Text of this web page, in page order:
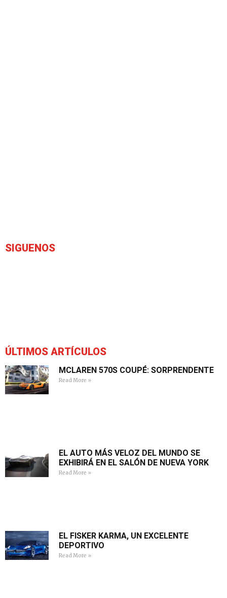
SIGUENOS
ÚLTIMOS ARTÍCULOS
MCLAREN 570S COUPÉ: SORPRENDENTE
Read More »
EL AUTO MÁS VELOZ DEL MUNDO SE
EXHIBIRÁ EN EL SALÓN DE NUEVA YORK
Read More »
EL FISKER KARMA, UN EXCELENTE
DEPORTIVO
Read More »